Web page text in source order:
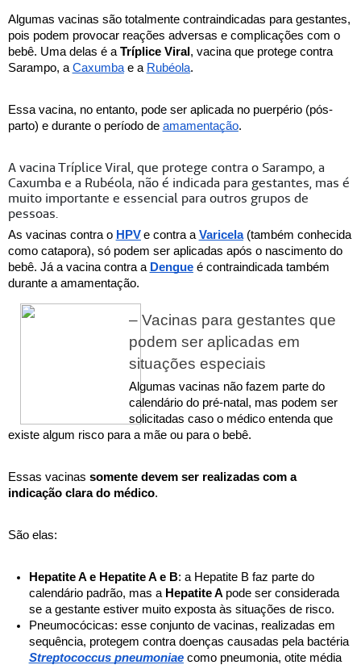
Algumas vacinas são totalmente contraindicadas para gestantes,
pois podem provocar reações adversas e complicações com o
bebê. Uma delas é a Tríplice Viral , vacina que protege contra
Sarampo, a Caxumba e a Rubéola.
Essa vacina, no entanto, pode ser aplicada no puerpério (pós-
parto) e durante o período de amamentação.
A vacina Tríplice Viral, que protege contra o Sarampo, a
Caxumba e a Rubéola, não é indicada para gestantes, mas é
muito importante e essencial para outros grupos de
pessoas.
As vacinas contra o HPV e contra a Varicela (também conhecida
como catapora), só podem ser aplicadas após o nascimento do
bebê. Já a vacina contra a Dengue é contraindicada também
durante a amamentação.
– Vacinas para gestantes que
podem ser aplicadas em
situações especiais
Algumas vacinas não fazem parte do
calendário do pré-natal, mas podem ser
solicitadas caso o médico entenda que
existe algum risco para a mãe ou para o bebê.
Essas vacinas somente devem ser realizadas com a
indicação clara do médico.
São elas:
Hepatite A e Hepatite A e B: a Hepatite B faz parte do
calendário padrão, mas a Hepatite A pode ser considerada
se a gestante estiver muito exposta às situações de risco.
Pneumocócicas: esse conjunto de vacinas, realizadas em
sequência, protegem contra doenças causadas pela bactéria
Streptococcus pneumoniae como pneumonia, otite média